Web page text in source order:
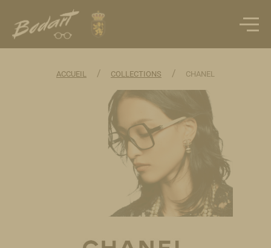
ACCUEIL / COLLECTIONS / CHANEL